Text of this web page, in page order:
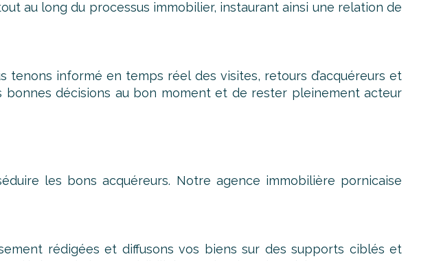
au long du processus immobilier, instaurant ainsi une relation de
informé en temps réel des visites, retours d’acquéreurs et
décisions au bon moment et de rester pleinement acteur
les bons acquéreurs. Notre agence immobilière pornicaise
rédigées et diffusons vos biens sur des supports ciblés et